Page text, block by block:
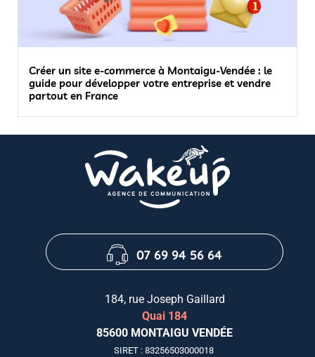
Créer un site e-commerce à Montaigu-Vendée : le
guide pour développer votre entreprise et vendre
partout en France
07 69 94 56 64
184, rue Joseph Gaillard
Quai 184
85600 MONTAIGU VENDÉE
SIRET : 83256503000018